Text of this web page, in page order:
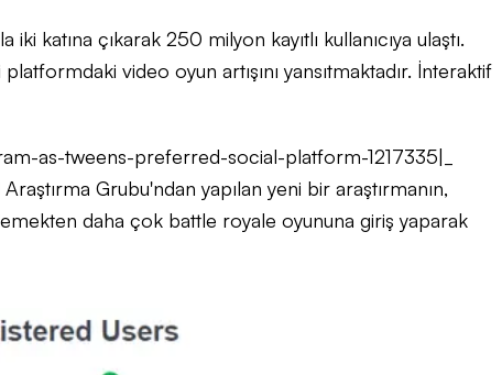
katına çıkarak 250 milyon kayıtlı kullanıcıya ulaştı.
video oyun artışını yansıtmaktadır. İnteraktif
as-tweens-preferred-social-platform-1217335|_
Grubu'ndan yapılan yeni bir araştırmanın,
daha çok battle royale oyununa giriş yaparak